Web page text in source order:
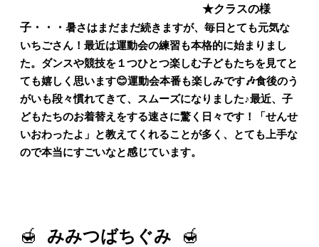
★クラスの様
子・・・ 暑さはまだまだ続きますが、毎日とても元気な
いちごさん！ 最近は運動会の練習も本格的に始まりまし
た。ダンスや競技を１つひとつ楽しむ子どもたちを見てと
ても嬉しく思います😊運動会本番も楽しみです🎶食後のう
がいも段々慣れてきて、スムーズになりました♪最近、子
どもたちのお着替えをする速さに驚く日々です！「せんせ
いおわったよ」と教えてくれることが多く、とても上手な
ので本当にすごいなと感じています。
🍯 みみつばちぐみ 🍯